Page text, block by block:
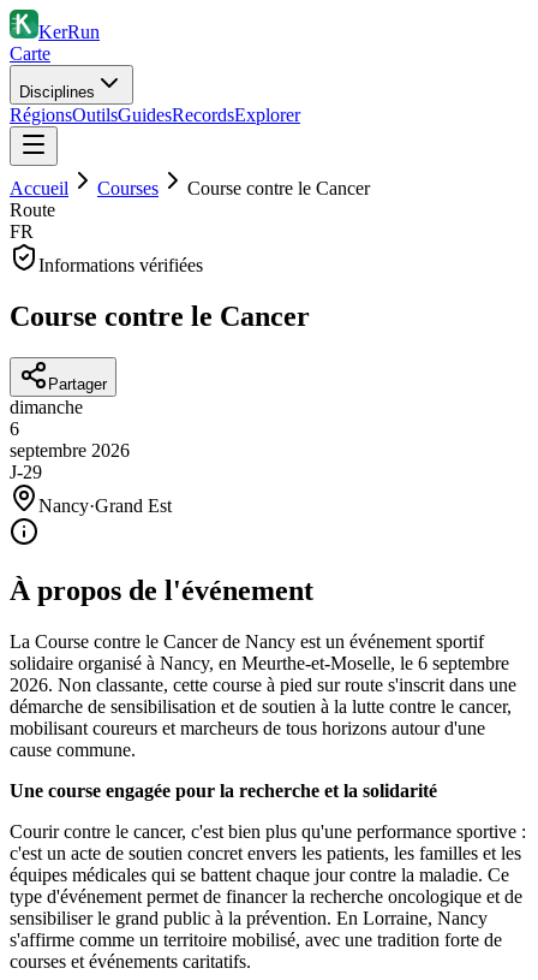
KerRun
Carte
Disciplines
RégionsOutilsGuidesRecordsExplorer
Accueil Courses
Course contre le Cancer
Route
FR
Informations vérifiées
Course contre le Cancer
Partager
dimanche
6
septembre 2026
J-29
Nancy·Grand Est
À propos de l'événement
La Course contre le Cancer de Nancy est un événement sportif
solidaire organisé à Nancy, en Meurthe-et-Moselle, le 6 septembre
2026. Non classante, cette course à pied sur route s'inscrit dans une
démarche de sensibilisation et de soutien à la lutte contre le cancer,
mobilisant coureurs et marcheurs de tous horizons autour d'une
cause commune.
Une course engagée pour la recherche et la solidarité
Courir contre le cancer, c'est bien plus qu'une performance sportive :
c'est un acte de soutien concret envers les patients, les familles et les
équipes médicales qui se battent chaque jour contre la maladie. Ce
type d'événement permet de financer la recherche oncologique et de
sensibiliser le grand public à la prévention. En Lorraine, Nancy
s'affirme comme un territoire mobilisé, avec une tradition forte de
courses et événements caritatifs.